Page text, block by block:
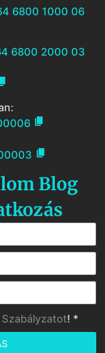
6800 1000 06
6800 2000 03


Blog
! *